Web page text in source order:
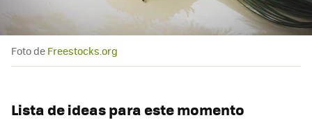
Foto de Freestocks.org
Lista de ideas para este momento